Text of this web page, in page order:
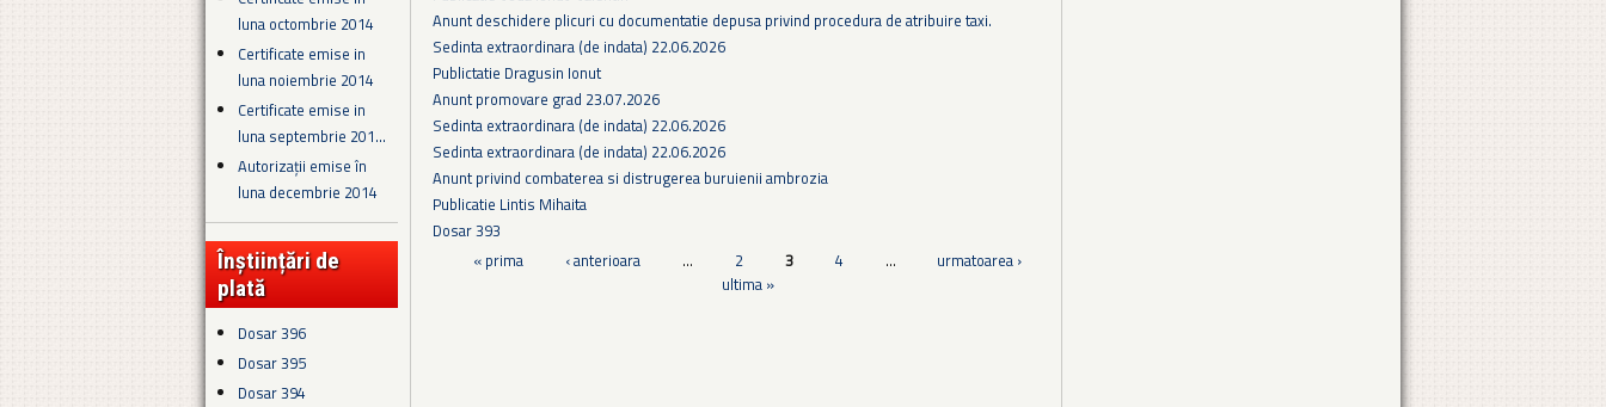
luna octombrie 2014
Certificate emise in
luna noiembrie 2014
Certificate emise in
luna septembrie 201...
Autorizații emise în
luna decembrie 2014
Înștiințări de
plată
Dosar 396
Dosar 395
Dosar 394
Anunt deschidere plicuri cu documentatie depusa privind procedura de atribuire taxi.
Sedinta extraordinara (de indata) 22.06.2026
Publictatie Dragusin Ionut
Anunt promovare grad 23.07.2026
Sedinta extraordinara (de indata) 22.06.2026
Sedinta extraordinara (de indata) 22.06.2026
Anunt privind combaterea si distrugerea buruienii ambrozia
Publicatie Lintis Mihaita
Dosar 393
Pagini
« prima ‹ anterioara … 2 3 4 …
urmatoarea ›
ultima »